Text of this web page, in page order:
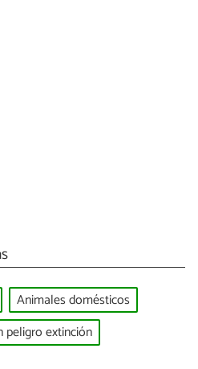
Animales domésticos
peligro extinción